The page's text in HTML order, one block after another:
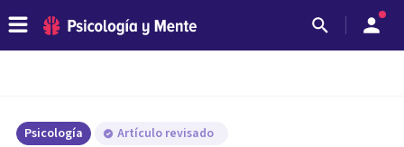
Psicología Artículo revisado